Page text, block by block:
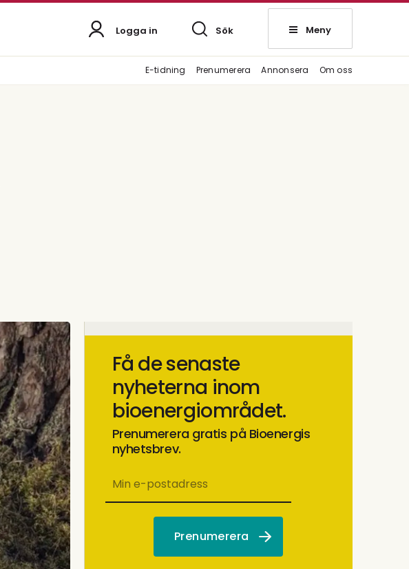
Logga in Sök Meny
E-tidning Prenumerera Annonsera Om oss
Få de senaste
nyheterna inom
bioenergiområdet.
Prenumerera gratis på Bioenergis
nyhetsbrev.